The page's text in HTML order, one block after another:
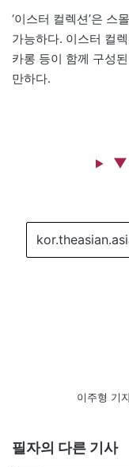
‘이스터 컬렉션’은 스
가능하다. 이스터 컬
카롱 등이 함께 구성
만하다.
▼
이주형 기
필자의 다른 기사